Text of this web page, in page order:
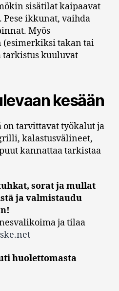
sisätilat kaipaavat
Pese ikkunat, vaihda
Myös
takan tai
tarkistus kuuluvat
kesään
on tarvittavat työkalut ja
kalastusvälineet,
kannattaa tarkistaa
sorat ja mullat
ja valmistaudu
ja tilaa
huolettomasta